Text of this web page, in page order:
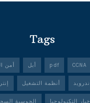
Tags
CCNA
pdf أبل أمن
أندرويد أنظمة التشغيل
اخبار التكنولوجيا الحوسبة